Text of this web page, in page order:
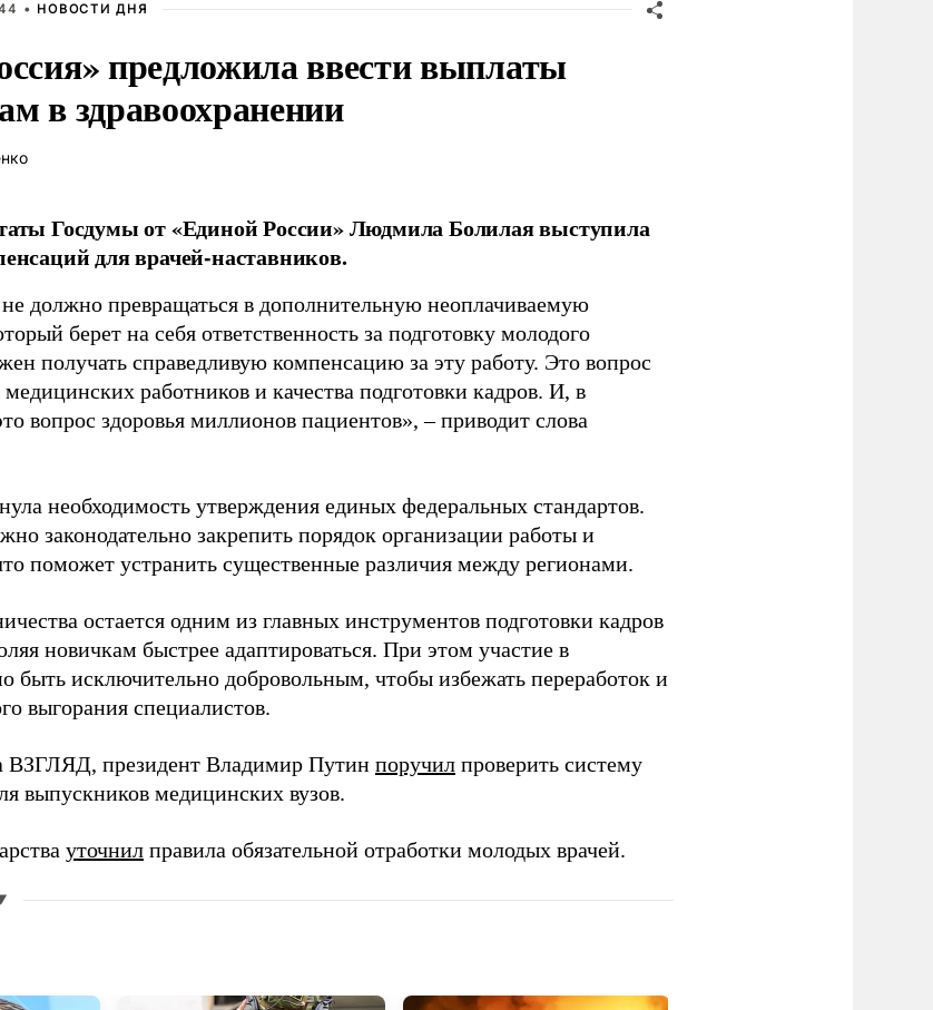
• НОВОСТИ ДНЯ
предложила ввести выплаты
в здравоохранении
Госдумы от «Единой России» Людмила Болилая выступила
для врачей-наставников.
не должно превращаться в дополнительную неоплачиваемую
берет на себя ответственность за подготовку молодого
получать справедливую компенсацию за эту работу. Это вопрос
работников и качества подготовки кадров. И, в
вопрос здоровья миллионов пациентов», – приводит слова
необходимость утверждения единых федеральных стандартов.
законодательно закрепить порядок организации работы и
поможет устранить существенные различия между регионами.
остается одним из главных инструментов подготовки кадров
новичкам быстрее адаптироваться. При этом участие в
быть исключительно добровольным, чтобы избежать переработок и
выгорания специалистов.
ВЗГЛЯД, президент Владимир Путин поручил проверить систему
выпускников медицинских вузов.
уточнил правила обязательной отработки молодых врачей.